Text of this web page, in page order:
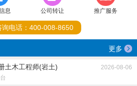
息 公司转让 推广服务
询电话：400-008-8650
更多
土木工程师(岩土)
2026-08-06